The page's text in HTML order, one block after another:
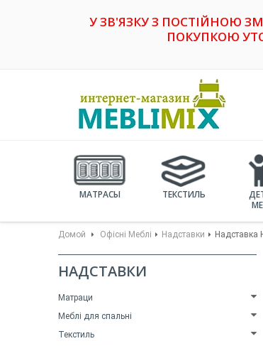
У ЗВ'ЯЗКУ З ПОСТІЙНОЮ
ПОКУПКОЮ
МАТРАСЫ ТЕКСТИЛЬ
Домой Офісні Меблі Надставки Надставка
НАДСТАВКИ
Матраци
Меблі для спальні
Текстиль